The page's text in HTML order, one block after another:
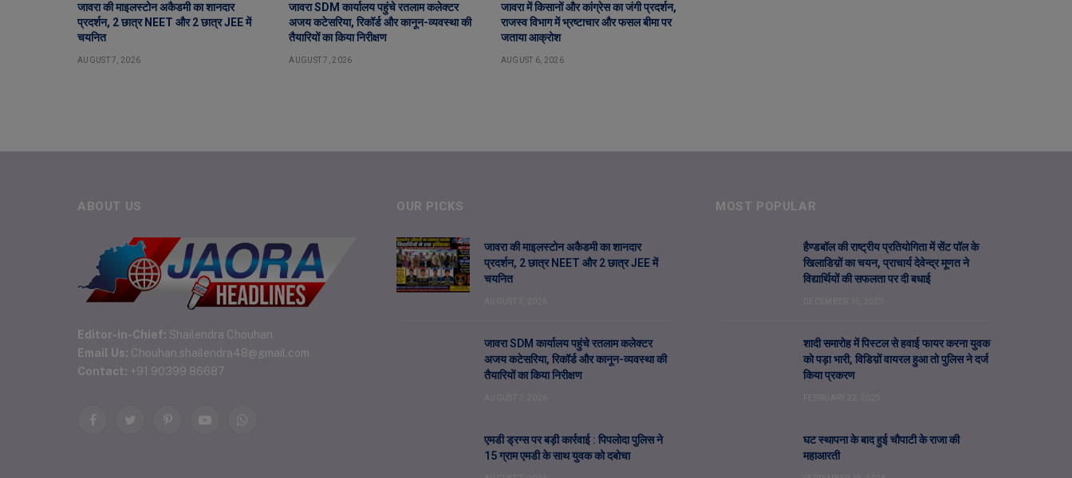
जावरा की माइलस्टोन अकैडमी का शानदार
प्रदर्शन, 2 छात्र NEET और 2 छात्र JEE में
चयनित
AUGUST 7, 2026
जावरा SDM कार्यालय पहुंचे रतलाम कलेक्टर
अजय कटेसरिया, रिकॉर्ड और कानून-व्यवस्था की
तैयारियों का किया निरीक्षण
AUGUST 7, 2026
जावरा में किसानों और कांग्रेस का जंगी प्रदर्शन,
राजस्व विभाग में भ्रष्टाचार और फसल बीमा पर
जताया आक्रोश
AUGUST 6, 2026
ABOUT US
Editor-in-Chief: Shailendra Chouhan
Email Us: Chouhan.shailendra48@gmail.com
Contact: +91 90399 86687
FacebookTwitterPinterestYouTubeWhatsApp
OUR PICKS
जावरा की माइलस्टोन अकैडमी का शानदार
प्रदर्शन, 2 छात्र NEET और 2 छात्र JEE में
चयनित
जावरा SDM कार्यालय पहुंचे रतलाम कलेक्टर
अजय कटेसरिया, रिकॉर्ड और कानून-व्यवस्था की
तैयारियों का किया निरीक्षण
एमडी ड्रग्स पर बड़ी कार्रवाई : पिपलोदा पुलिस ने
15 ग्राम एमडी के साथ युवक को दबोचा
MOST POPULAR
हैण्डबॉल की राष्ट्रीय प्रतियोगिता में सेंट पॉल के
खिलाडिय़ों का चयन, प्राचार्य देवेन्द्र मूणत ने
विद्यार्थियों की सफलता पर दी बधाई
शादी समारोह में पिस्टल से हवाई फायर करना युवक
को पड़ा भारी, विडिय़ों वायरल हुआ तो पुलिस ने दर्ज
किया प्रकरण
घट स्थापना के बाद हुई चौपाटी के राजा की
महाआरती